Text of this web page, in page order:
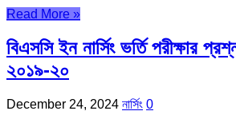
Read More »
বিএসসি ইন নার্সিং ভর্তি পরীক্ষার
২০১৯-২০
December 24, 2024 নার্সিং 0